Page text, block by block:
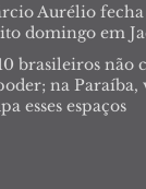
Aurélio
domingo em
brasileiros não
na
esses espaços